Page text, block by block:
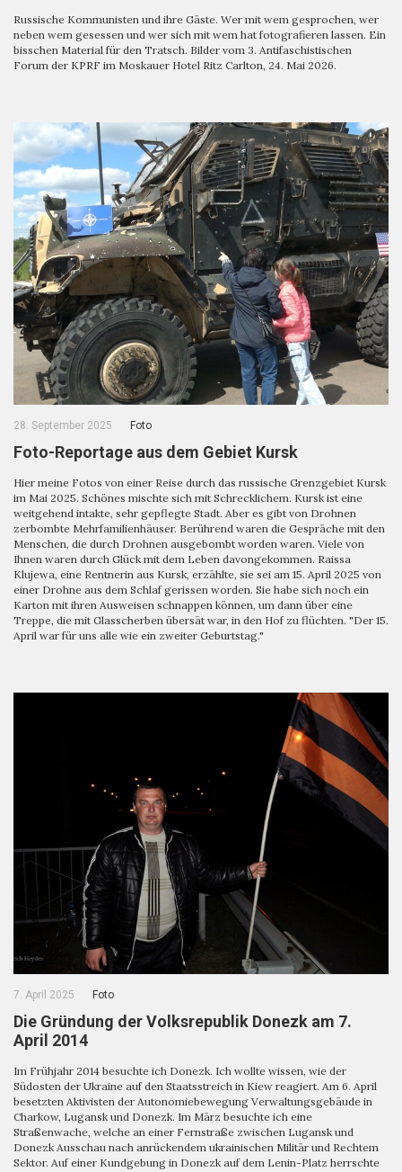
Russische Kommunisten und ihre Gäste. Wer mit wem gesprochen, wer
neben wem gesessen und wer sich mit wem hat fotografieren lassen. Ein
bisschen Material für den Tratsch. Bilder vom 3. Antifaschistischen
Forum der KPRF im Moskauer Hotel Ritz Carlton, 24. Mai 2026.
28. September 2025 Foto
Foto-Reportage aus dem Gebiet Kursk
Hier meine Fotos von einer Reise durch das russische Grenzgebiet Kursk
im Mai 2025. Schönes mischte sich mit Schrecklichem. Kursk ist eine
weitgehend intakte, sehr gepflegte Stadt. Aber es gibt von Drohnen
zerbombte Mehrfamilienhäuser. Berührend waren die Gespräche mit den
Menschen, die durch Drohnen ausgebombt worden waren. Viele von
Ihnen waren durch Glück mit dem Leben davongekommen. Raissa
Klujewa, eine Rentnerin aus Kursk, erzählte, sie sei am 15. April 2025 von
einer Drohne aus dem Schlaf gerissen worden. Sie habe sich noch ein
Karton mit ihren Ausweisen schnappen können, um dann über eine
Treppe, die mit Glasscherben übersät war, in den Hof zu flüchten. "Der 15.
April war für uns alle wie ein zweiter Geburtstag."
7. April 2025 Foto
Die Gründung der Volksrepublik Donezk am 7.
April 2014
Im Frühjahr 2014 besuchte ich Donezk. Ich wollte wissen, wie der
Südosten der Ukraine auf den Staatsstreich in Kiew reagiert. Am 6. April
besetzten Aktivisten der Autonomiebewegung Verwaltungsgebäude in
Charkow, Lugansk und Donezk. Im März besuchte ich eine
Straßenwache, welche an einer Fernstraße zwischen Lugansk und
Donezk Ausschau nach anrückendem ukrainischen Militär und Rechtem
Sektor. Auf einer Kundgebung in Donezk auf dem Lenin-Platz herrschte